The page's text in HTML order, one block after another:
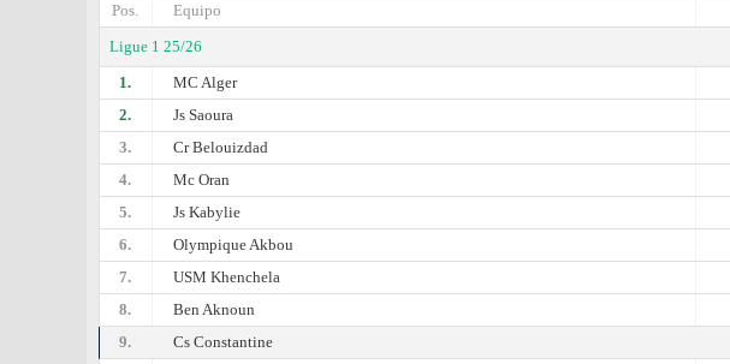
Pos.
Equipo
Ligue 1 25/26
1.
MC Alger
2.
Js Saoura
3.
Cr Belouizdad
4.
Mc Oran
5.
Js Kabylie
6.
Olympique Akbou
7.
USM Khenchela
8.
Ben Aknoun
9.
Cs Constantine